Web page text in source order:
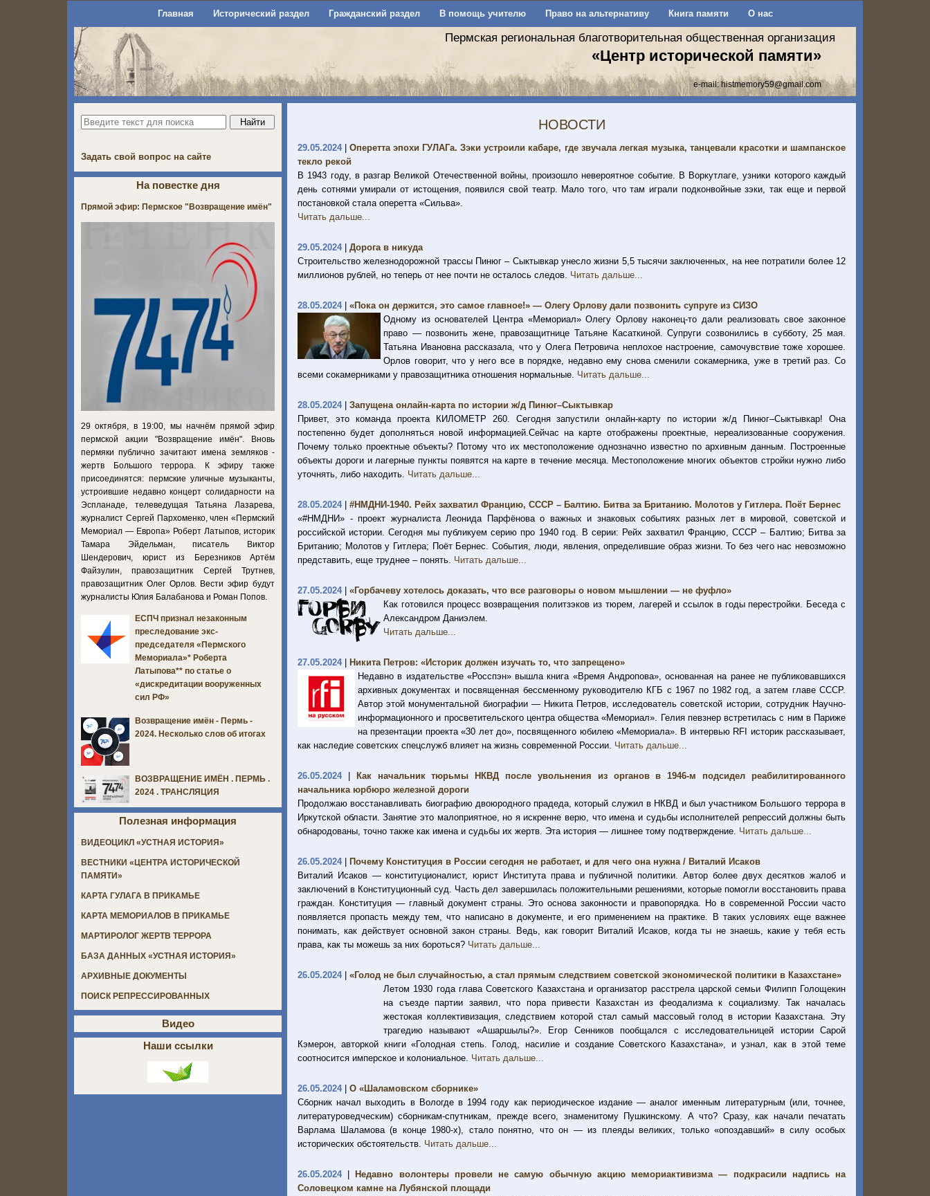
Главная Исторический раздел Гражданский раздел В помощь учителю Право на альтернативу Книга памяти О нас
Пермская региональная благотворительная общественная организация
«Центр исторической памяти»
e-mail:histmemory59@gmail.com
НОВОСТИ
29.05.2024|Оперетта эпохи ГУЛАГа. Зэки устроили кабаре, где звучала легкая музыка, танцевали красотки и шампанское
текло рекой
В 1943 году, в разгар Великой Отечественной войны, произошло невероятное событие. В Воркутлаге, узники которого каждый
день сотнями умирали от истощения, появился свой театр. Мало того, что там играли подконвойные зэки, так еще и первой
постановкой стала оперетта «Сильва».
Читать дальше...
29.05.2024| Дорога в никуда
Строительство железнодорожной трассы Пинюг – Сыктывкар унесло жизни 5,5 тысячи заключенных, на нее потратили более 12
миллионов рублей, но теперь от нее почти не осталось следов. Читать дальше...
28.05.2024| «Пока он держится, это самое главное!» — Олегу Орлову дали позвонить супруге из СИЗО
Одному из основателей Центра «Мемориал» Олегу Орлову наконец-то дали реализовать свое законное
право — позвонить жене, правозащитнице Татьяне Касаткиной. Супруги созвонились в субботу, 25 мая.
Татьяна Ивановна рассказала, что у Олега Петровича неплохое настроение, самочувствие тоже хорошее.
Орлов говорит, что у него все в порядке, недавно ему снова сменили сокамерника, уже в третий раз. Со
всеми сокамерниками у правозащитника отношения нормальные. Читать дальше...
28.05.2024| Запущена онлайн-карта по истории ж/д Пинюг–Сыктывкар
Привет, это команда проекта КИЛОМЕТР 260. Сегодня запустили онлайн-карту по истории ж/д Пинюг–Сыктывкар! Она
постепенно будет дополняться новой информацией.Сейчас на карте отображены проектные, нереализованные сооружения.
Почему только проектные объекты? Потому что их местоположение однозначно известно по архивным данным. Построенные
объекты дороги и лагерные пункты появятся на карте в течение месяца. Местоположение многих объектов стройки нужно либо
уточнять, либо находить. Читать дальше...
28.05.2024| #НМДНИ-1940. Рейх захватил Францию, СССР – Балтию. Битва за Британию. Молотов у Гитлера. Поёт Бернес
«#НМДНИ» - проект журналиста Леонида Парфёнова о важных и знаковых событиях разных лет в мировой, советской и
российской истории. Сегодня мы публикуем серию про 1940 год. В серии: Рейх захватил Францию, СССР – Балтию; Битва за
Британию; Молотов у Гитлера; Поёт Бернес. События, люди, явления, определившие образ жизни. То без чего нас невозможно
представить, еще труднее – понять. Читать дальше...
27.05.2024| «Горбачеву хотелось доказать, что все разговоры о новом мышлении — не фуфло»
Как готовился процесс возвращения политзэков из тюрем, лагерей и ссылок в годы перестройки. Беседа с
Александром Даниэлем.
Читать дальше...
27.05.2024|
Никита Петров: «Историк должен изучать то, что запрещено»
Недавно в издательстве «Росспэн» вышла книга «Время Андропова», основанная на ранее не публиковавшихся
архивных документах и посвященная бессменному руководителю КГБ с 1967 по 1982 год, а затем главе СССР.
Автор этой монументальной биографии — Никита Петров, исследователь советской истории, сотрудник Научно-
информационного и просветительского центра общества «Мемориал». Гелия певзнер встретилась с ним в Париже
на презентации проекта «30 лет до», посвященного юбилею «Мемориала». В интервью RFI историк рассказывает,
как наследие советских спецслужб влияет на жизнь современной России. Читать дальше...
26.05.2024|
Как начальник тюрьмы НКВД после увольнения из органов в 1946-м подсидел реабилитированного
начальника юрбюро железной дороги
Продолжаю восстанавливать биографию двоюродного прадеда, который служил в НКВД и был участником Большого террора в
Иркутской области. Занятие это малоприятное, но я искренне верю, что имена и судьбы исполнителей репрессий должны быть
обнародованы, точно также как имена и судьбы их жертв. Эта история — лишнее тому подтверждение. Читать дальше...
26.05.2024|
Почему Конституция в России сегодня не работает, и для чего она нужна / Виталий Исаков
Виталий Исаков — конституционалист, юрист Института права и публичной политики. Автор более двух десятков жалоб и
заключений в Конституционный суд. Часть дел завершилась положительными решениями, которые помогли восстановить права
граждан. Конституция — главный документ страны. Это основа законности и правопорядка. Но в современной России часто
появляется пропасть между тем, что написано в документе, и его применением на практике. В таких условиях еще важнее
понимать, как действует основной закон страны. Ведь, как говорит Виталий Исаков, когда ты не знаешь, какие у тебя есть
права, как ты можешь за них бороться? Читать дальше...
26.05.2024| «Голод не был случайностью, а стал прямым следствием советской экономической политики в Казахстане»
Летом 1930 года глава Советского Казахстана и организатор расстрела царской семьи Филипп Голощекин
на съезде партии заявил, что пора привести Казахстан из феодализма к социализму. Так началась
жестокая коллективизация, следствием которой стал самый массовый голод в истории Казахстана. Эту
трагедию называют «Ашаршылы?». Егор Сенников пообщался с исследовательницей истории Сарой
Кэмерон, авторкой книги «Голодная степь. Голод, насилие и создание Советского Казахстана», и узнал, как в этой теме
соотносится имперское и колониальное. Читать дальше...
26.05.2024| О «Шаламовском сборнике»
Сборник начал выходить в Вологде в 1994 году как периодическое издание — аналог именным литературным (или, точнее,
литературоведческим) сборникам-спутникам, прежде всего, знаменитому Пушкинскому. А что? Сразу, как начали печатать
Варлама Шаламова (в конце 1980-х), стало понятно, что он — из плеяды великих, только «опоздавший» в силу особых
исторических обстоятельств. Читать дальше...
26.05.2024|
Недавно волонтеры провели не самую обычную акцию мемориактивизма — подкрасили надпись на
Соловецком камне на Лубянской площади
Задать свой вопрос на сайте
На повестке дня
Прямой эфир: Пермское "Возвращение имён"
29 октября, в 19:00, мы начнём прямой эфир
пермской акции "Возвращение имён". Вновь
пермяки публично зачитают имена земляков -
жертв Большого террора. К эфиру также
присоединятся: пермские уличные музыканты,
устроившие недавно концерт солидарности на
Эспланаде, телеведущая Татьяна Лазарева,
журналист Сергей Пархоменко, член «Пермский
Мемориал — Европа» Роберт Латыпов, историк
Тамара Эйдельман, писатель Виктор
Шендерович, юрист из Березников Артём
Файзулин, правозащитник Сергей Трутнев,
правозащитник Олег Орлов. Вести эфир будут
журналисты Юлия Балабанова и Роман Попов.
ЕСПЧ признал незаконным
преследование экс-
председателя «Пермского
Мемориала»* Роберта
Латыпова** по статье о
«дискредитации вооруженных
сил РФ»
Возвращение имён - Пермь -
2024. Несколько слов об итогах
ВОЗВРАЩЕНИЕ ИМЁН . ПЕРМЬ .
2024 . ТРАНСЛЯЦИЯ
Полезная информация
ВИДЕОЦИКЛ «УСТНАЯ ИСТОРИЯ»
ВЕСТНИКИ «ЦЕНТРА ИСТОРИЧЕСКОЙ
ПАМЯТИ»
КАРТА ГУЛАГА В ПРИКАМЬЕ
КАРТА МЕМОРИАЛОВ В ПРИКАМЬЕ
МАРТИРОЛОГ ЖЕРТВ ТЕРРОРА
БАЗА ДАННЫХ «УСТНАЯ ИСТОРИЯ»
АРХИВНЫЕ ДОКУМЕНТЫ
ПОИСК РЕПРЕССИРОВАННЫХ
Видео
Наши ссылки